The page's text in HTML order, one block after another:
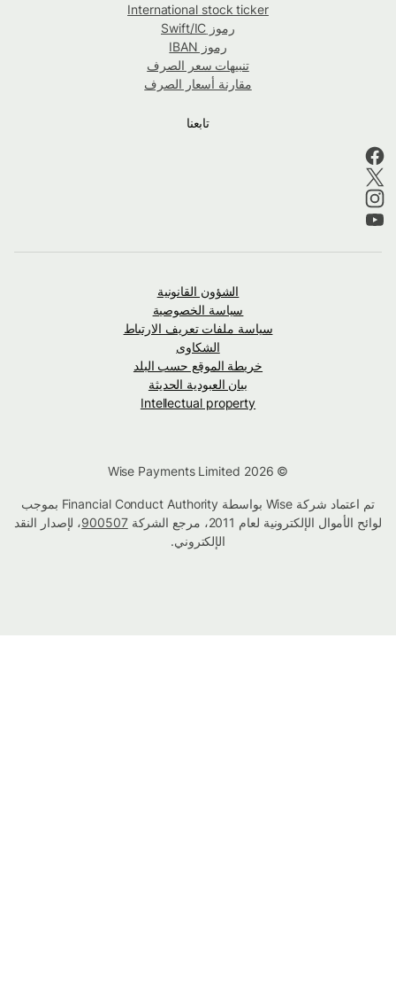
International stock ticker
رموز Swift/IC
رموز IBAN
تنبيهات سعر الصرف
مقارنة أسعار الصرف
تابعنا
الشؤون القانونية
سياسة الخصوصية
سياسة ملفات تعريف الارتباط
الشكاوى
خريطة الموقع حسب البلد
بيان العبودية الحديثة
Intellectual property
تم اعتماد شركة Wise بواسطة Financial Conduct Authority بموجب
لوائح الأموال الإلكترونية لعام 2011، مرجع الشركة
900507، لإصدار النقد
الإلكتروني.